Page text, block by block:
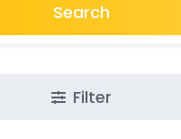
Search
Filter